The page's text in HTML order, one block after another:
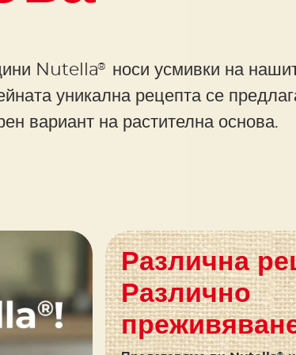
Nutella®
носи усмивки на
уникална рецепта се
вариант на растителна основа.
Различна
Различно